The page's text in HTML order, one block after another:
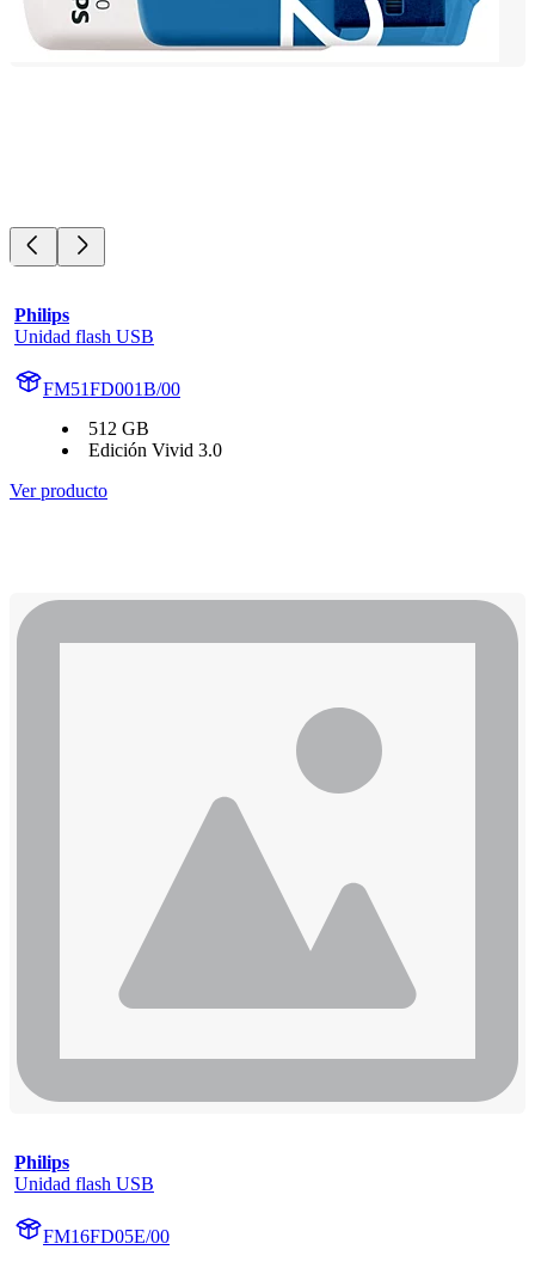
Philips
Unidad flash USB
FM51FD001B/00
512 GB
Edición Vivid 3.0
Ver producto
Philips
Unidad flash USB
FM16FD05E/00